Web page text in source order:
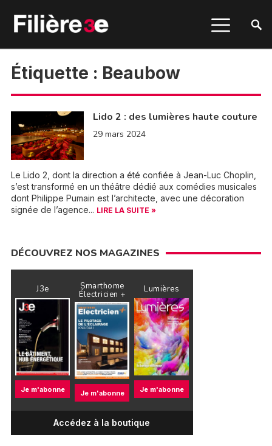
Étiquette : Beaubow
Lido 2 : des lumières haute couture
29 mars 2024
Le Lido 2, dont la direction a été confiée à Jean-Luc Choplin,
s’est transformé en un théâtre dédié aux comédies musicales
dont Philippe Pumain est l’architecte, avec une décoration
signée de l’agence... LIRE LA SUITE »
DÉCOUVREZ NOS MAGAZINES
J3e
Je m'abonne
Smarthome
Électricien +
Je m'abonne
Lumières
Je m'abonne
Accédez à la boutique